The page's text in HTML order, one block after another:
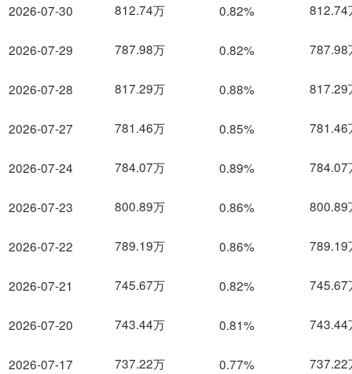
2026-07-30
2026-07-29
2026-07-28
2026-07-27
2026-07-24
2026-07-23
2026-07-22
2026-07-21
2026-07-20
2026-07-17
812.74万 0.82% 812.74
787.98万 0.82% 787.98
817.29万 0.88% 817.29
781.46万 0.85% 781.46
784.07万 0.89% 784.07
800.89万 0.86% 800.89
789.19万 0.86% 789.19
745.67万 0.82% 745.67
743.44万 0.81% 743.44
737.22万 0.77% 737.22